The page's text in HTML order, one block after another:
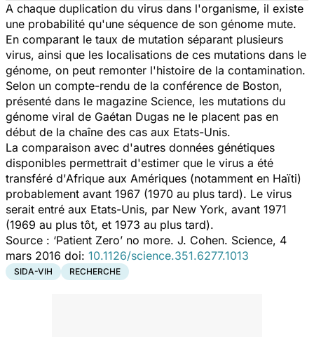
A chaque duplication du virus dans l'organisme, il existe
une probabilité qu'une séquence de son génome mute.
En comparant le taux de mutation séparant plusieurs
virus, ainsi que les localisations de ces mutations dans le
génome, on peut remonter l'histoire de la contamination.
Selon un compte-rendu de la conférence de Boston,
présenté dans le magazine Science, les mutations du
génome viral de Gaétan Dugas ne le placent pas en
début de la chaîne des cas aux Etats-Unis.
La comparaison avec d'autres données génétiques
disponibles permettrait d'estimer que le virus a été
transféré d'Afrique aux Amériques (notamment en Haïti)
probablement avant 1967 (1970 au plus tard). Le virus
serait entré aux Etats-Unis, par New York, avant 1971
(1969 au plus tôt, et 1973 au plus tard).
Source : ‘Patient Zero’ no more. J. Cohen. Science, 4
mars 2016 doi: 10.1126/science.351.6277.1013
SIDA-VIH RECHERCHE